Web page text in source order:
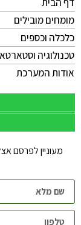
דף הבית
מומחים מובילים
כלכלה וכספים
טכנולוגיה
אודות המערכת
מעוניין לפרסם